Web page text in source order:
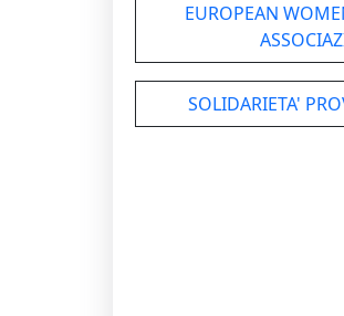
EUROPEAN
SOLIDARIETA'